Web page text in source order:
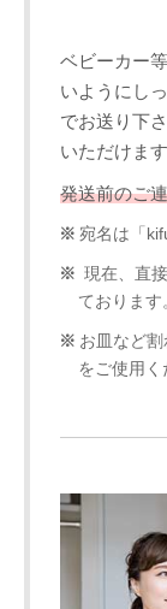
ベビーカー
いようにし
でお送り下
いただけま
発送前のご
宛名は「
現在、直
ております
お皿など
をご使用く